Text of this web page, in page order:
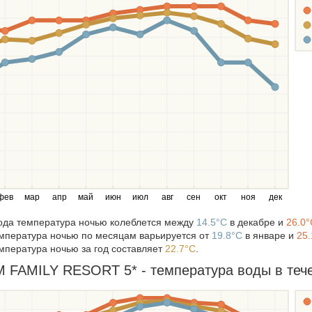
мар апр май июн июл авг сен окт ноя дек
температура ночью колеблется между 14.5°C в декабре и
ночью по месяцам варьируется от 19.8°C в январе и
ночью за год составляет 22.7°C
FAMILY RESORT 5* - температура воды в